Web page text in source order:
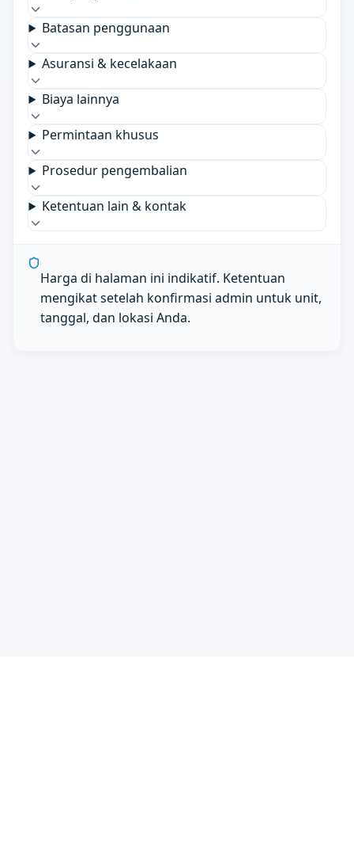
Batasan penggunaan
Asuransi & kecelakaan
Biaya lainnya
Permintaan khusus
Prosedur pengembalian
Ketentuan lain & kontak
Harga di halaman ini indikatif. Ketentuan
mengikat setelah konfirmasi admin untuk unit,
tanggal, dan lokasi Anda.